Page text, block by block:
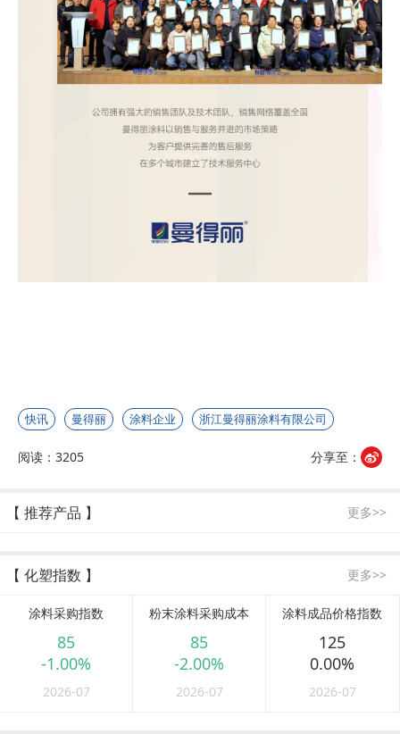
快讯 曼得丽 涂料企业 浙江曼得丽涂料有限公司
阅读：3205 分享至：
【 推荐产品 】 更多>>
【 化塑指数 】 更多>>
涂料采购指数
85
-1.00%
2026-07
粉末涂料采购成本
85
-2.00%
2026-07
涂料成品价格指数
125
0.00%
2026-07